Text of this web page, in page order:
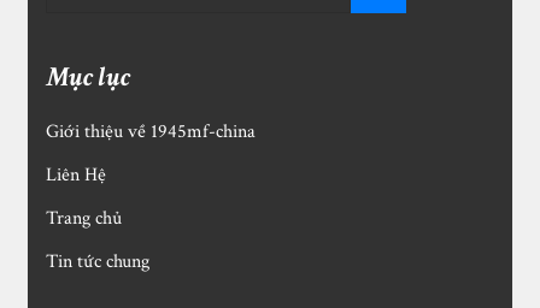
Mục lục
Giới thiệu về 1945mf-china
Liên Hệ
Trang chủ
Tin tức chung